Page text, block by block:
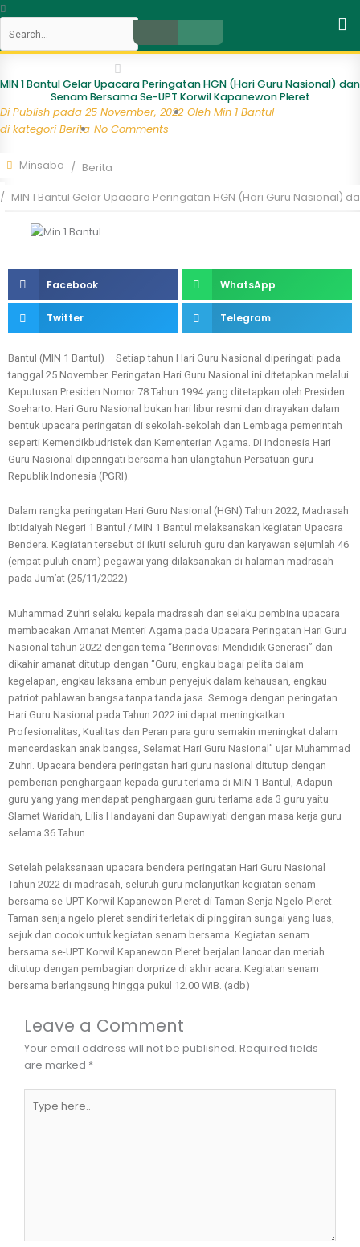
Skip
content
Close
MIN 1 Bantul Gelar Upacara Peringatan HGN (Hari Guru Nasional) dan
Senam Bersama Se-UPT Korwil Kapanewon Pleret
Di Publish pada 25 November, 2022 Oleh Min 1 Bantul
di kategori Berita No Comments
Minsaba Berita
MIN 1 Bantul Gelar Upacara Peringatan HGN (Hari Guru Nasional)
Facebook WhatsApp
Twitter Telegram
Bantul (MIN 1 Bantul) – Setiap tahun Hari Guru Nasional diperingati pada
tanggal 25 November. Peringatan Hari Guru Nasional ini ditetapkan melalui
Keputusan Presiden Nomor 78 Tahun 1994 yang ditetapkan oleh Presiden
Soeharto. Hari Guru Nasional bukan hari libur resmi dan dirayakan dalam
bentuk upacara peringatan di sekolah-sekolah dan Lembaga pemerintah
seperti Kemendikbudristek dan Kementerian Agama. Di Indonesia Hari
Guru Nasional diperingati bersama hari ulangtahun Persatuan guru
Republik Indonesia (PGRI).
Dalam rangka peringatan Hari Guru Nasional (HGN) Tahun 2022, Madrasah
Ibtidaiyah Negeri 1 Bantul / MIN 1 Bantul melaksanakan kegiatan Upacara
Bendera. Kegiatan tersebut di ikuti seluruh guru dan karyawan sejumlah 46
(empat puluh enam) pegawai yang dilaksanakan di halaman madrasah
pada Jum’at (25/11/2022)
Muhammad Zuhri selaku kepala madrasah dan selaku pembina upacara
membacakan Amanat Menteri Agama pada Upacara Peringatan Hari Guru
Nasional tahun 2022 dengan tema “Berinovasi Mendidik Generasi” dan
dikahir amanat ditutup dengan “Guru, engkau bagai pelita dalam
kegelapan, engkau laksana embun penyejuk dalam kehausan, engkau
patriot pahlawan bangsa tanpa tanda jasa. Semoga dengan peringatan
Hari Guru Nasional pada Tahun 2022 ini dapat meningkatkan
Profesionalitas, Kualitas dan Peran para guru semakin meningkat dalam
mencerdaskan anak bangsa, Selamat Hari Guru Nasional” ujar Muhammad
Zuhri. Upacara bendera peringatan hari guru nasional ditutup dengan
pemberian penghargaan kepada guru terlama di MIN 1 Bantul, Adapun
guru yang yang mendapat penghargaan guru terlama ada 3 guru yaitu
Slamet Waridah, Lilis Handayani dan Supawiyati dengan masa kerja guru
selama 36 Tahun.
Setelah pelaksanaan upacara bendera peringatan Hari Guru Nasional
Tahun 2022 di madrasah, seluruh guru melanjutkan kegiatan senam
bersama se-UPT Korwil Kapanewon Pleret di Taman Senja Ngelo Pleret.
Taman senja ngelo pleret sendiri terletak di pinggiran sungai yang luas,
sejuk dan cocok untuk kegiatan senam bersama. Kegiatan senam
bersama se-UPT Korwil Kapanewon Pleret berjalan lancar dan meriah
ditutup dengan pembagian dorprize di akhir acara. Kegiatan senam
bersama berlangsung hingga pukul 12.00 WIB. (adb)
Leave a Comment
Your email address will not be published. Required fields
are marked *
here..